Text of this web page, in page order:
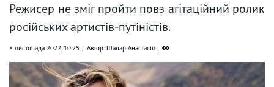
Режисер не зміг пройти повз агітаційний ролик
російських артистів-путіністів.
8 листопада 2022, 10:25 Автор: Шапар Анастасія